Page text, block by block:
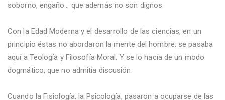
soborno, engaño… que además no son dignos.
Con la Edad Moderna y el desarrollo de las ciencias, en un
principio éstas no abordaron la mente del hombre: se pasaba
aquí a Teología y Filosofía Moral. Y se lo hacía de un modo
dogmático, que no admitía discusión.
Cuando la Fisiología, la Psicología, pasaron a ocuparse de las